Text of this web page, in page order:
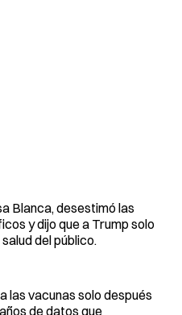
Blanca, desestimó las
y dijo que a Trump solo
del público.
las vacunas solo después
de datos que